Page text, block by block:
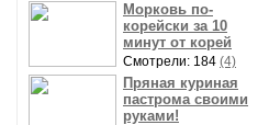
Морковь по-
корейски за 10
минут от корей
Смотрели: 184 (4)
Пряная куриная
пастрома своими
руками!